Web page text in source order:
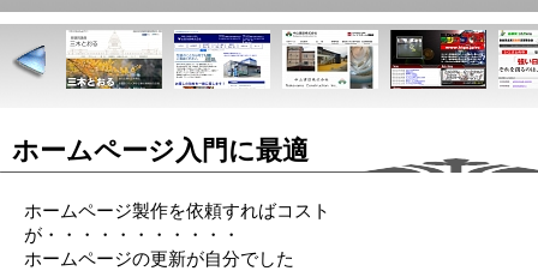
ホームページ入門に最適
ホームページ製作を依頼すればコスト
が・・・・・・・・・・・
ホームページの更新が自分でした